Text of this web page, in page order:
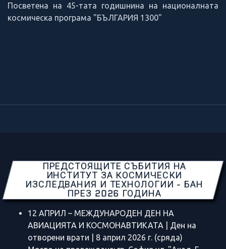
Посветена на 45-тата годишнина на националната
космическа програма "БЪЛГАРИЯ 1300"
ПРЕДСТОЯЩИТЕ СЪБИТИЯ НА
ИНСТИТУТ ЗА КОСМИЧЕСКИ
ИЗСЛЕДВАНИЯ И ТЕХНОЛОГИИ - БАН
ПРЕЗ 2026 ГОДИНА
12 АПРИЛ – МЕЖДУНАРОДЕН ДЕН НА
АВИАЦИЯТА И КОСМОНАВТИКАТА | Ден на
отворени врати | 8 април 2026 г. (сряда)